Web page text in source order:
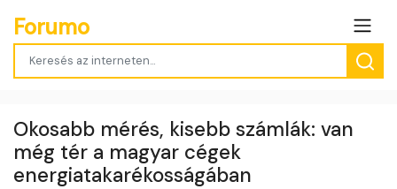
Forumo
Okosabb mérés, kisebb számlák: van
még tér a magyar cégek
energiatakarékosságában